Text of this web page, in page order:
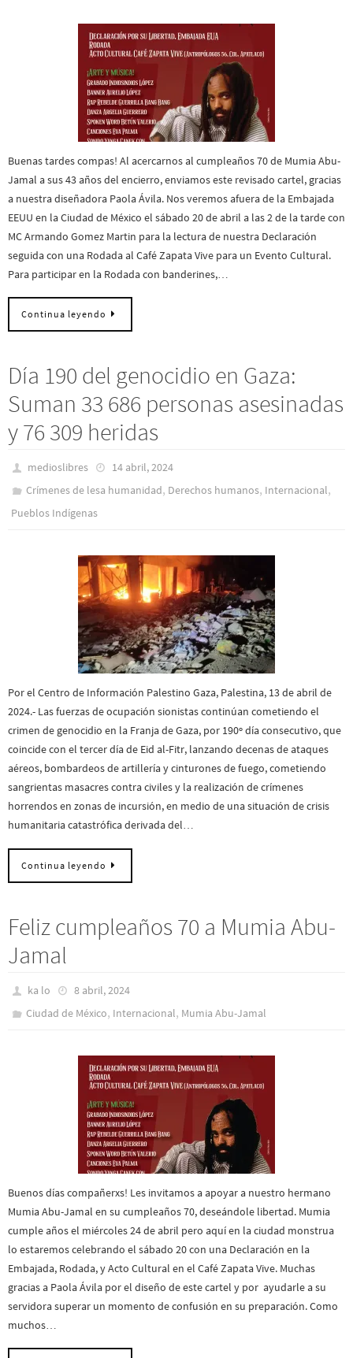
Buenas tardes compas! Al acercarnos al cumpleaños 70 de Mumia Abu-
Jamal a sus 43 años del encierro, enviamos este revisado cartel, gracias
a nuestra diseñadora Paola Ávila. Nos veremos afuera de la Embajada
EEUU en la Ciudad de México el sábado 20 de abril a las 2 de la tarde con
MC Armando Gomez Martin para la lectura de nuestra Declaración
seguida con una Rodada al Café Zapata Vive para un Evento Cultural.
Para participar en la Rodada con banderines,…
Continua leyendo
Día 190 del genocidio en Gaza:
Suman 33 686 personas asesinadas
y 76 309 heridas
medioslibres
14 abril, 2024
Crímenes de lesa humanidad, Derechos humanos, Internacional,
Pueblos Indí­genas
Por el Centro de Información Palestino Gaza, Palestina, 13 de abril de
2024.- Las fuerzas de ocupación sionistas continúan cometiendo el
crimen de genocidio en la Franja de Gaza, por 190º día consecutivo, que
coincide con el tercer día de Eid al-Fitr, lanzando decenas de ataques
aéreos, bombardeos de artillería y cinturones de fuego, cometiendo
sangrientas masacres contra civiles y la realización de crímenes
horrendos en zonas de incursión, en medio de una situación de crisis
humanitaria catastrófica derivada del…
Continua leyendo
Feliz cumpleaños 70 a Mumia Abu-
Jamal
ka lo
8 abril, 2024
Ciudad de México, Internacional, Mumia Abu-Jamal
Buenos días compañerxs! Les invitamos a apoyar a nuestro hermano
Mumia Abu-Jamal en su cumpleaños 70, deseándole libertad. Mumia
cumple años el miércoles 24 de abril pero aquí en la ciudad monstrua
lo estaremos celebrando el sábado 20 con una Declaración en la
Embajada, Rodada, y Acto Cultural en el Café Zapata Vive. Muchas
gracias a Paola Ávila por el diseño de este cartel y por ayudarle a su
servidora superar un momento de confusión en su preparación. Como
muchos…